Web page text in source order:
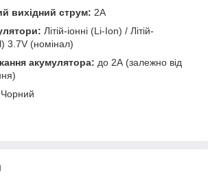
вихідний струм: 2А
Літій-іонні (Li-Ion) / Літій-
3.7V (номінал)
акумулятора: до 2А (залежно від
Чорний